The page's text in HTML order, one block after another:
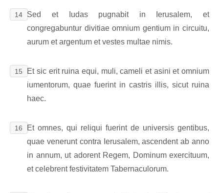
14
Sed et Iudas pugnabit in Ierusalem, et
congregabuntur divitiae omnium gentium in circuitu,
aurum et argentum et vestes multae nimis.
15
Et sic erit ruina equi, muli, cameli et asini et omnium
iumentorum, quae fuerint in castris illis, sicut ruina
haec.
16
Et omnes, qui reliqui fuerint de universis gentibus,
quae venerunt contra Ierusalem, ascendent ab anno
in annum, ut adorent Regem, Dominum exercituum,
et celebrent festivitatem Tabernaculorum.